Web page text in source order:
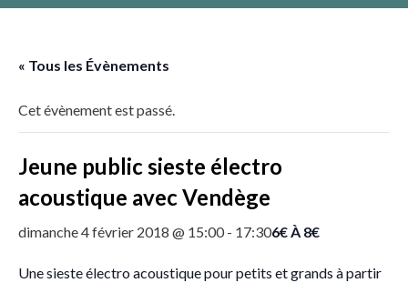
« Tous les Évènements
Cet évènement est passé.
Jeune public sieste électro
acoustique avec Vendège
dimanche 4 février 2018 @ 15:00- 17:306€ À 8€
Une sieste électro acoustique pour petits et grands à partir